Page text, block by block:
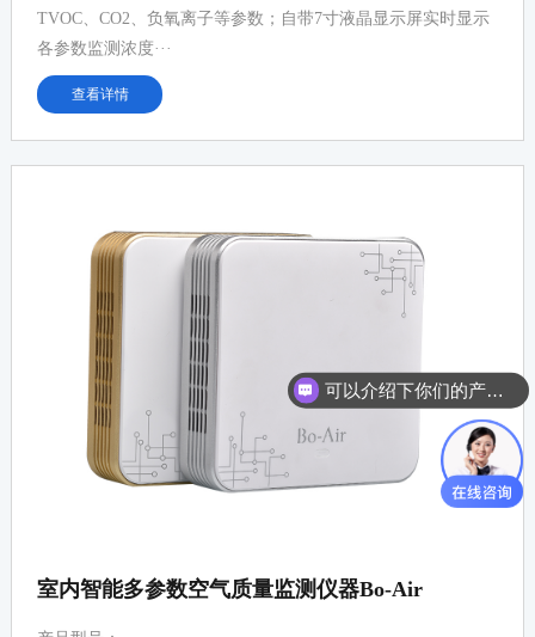
TVOC、CO2、负氧离子等参数；自带7寸液晶显示屏实时显示
各参数监测浓度···
查看详情
室内智能多参数空气质量监测仪器Bo-Air
可以介绍下你们的产品么？